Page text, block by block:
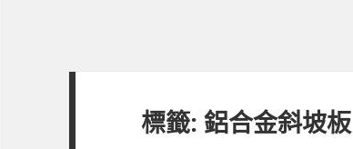
標籤:鋁合金斜坡板